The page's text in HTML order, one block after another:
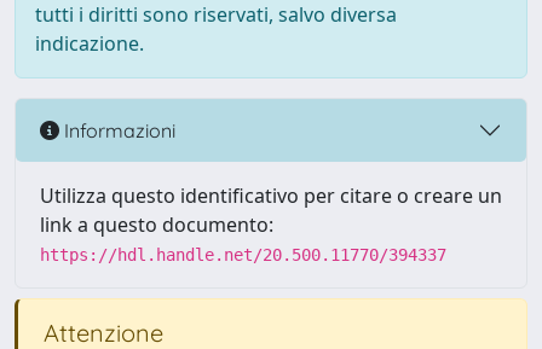
tutti i diritti sono riservati, salvo diversa
indicazione.
Informazioni
Utilizza questo identificativo per citare o creare un
link a questo documento:
https://hdl.handle.net/20.500.11770/394337
Attenzione